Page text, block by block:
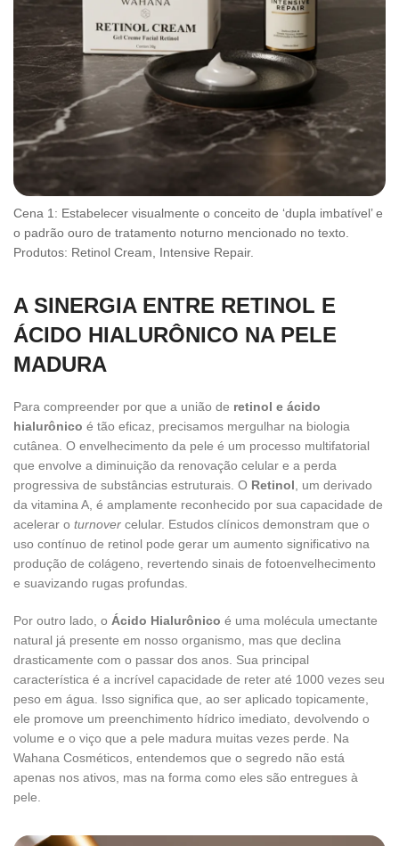
Cena 1: Estabelecer visualmente o conceito de ‘dupla imbatível’ e
o padrão ouro de tratamento noturno mencionado no texto.
Produtos: Retinol Cream, Intensive Repair.
A SINERGIA ENTRE RETINOL E
ÁCIDO HIALURÔNICO NA PELE
MADURA
Para compreender por que a união de retinol e ácido
hialurônico é tão eficaz, precisamos mergulhar na biologia
cutânea. O envelhecimento da pele é um processo multifatorial
que envolve a diminuição da renovação celular e a perda
progressiva de substâncias estruturais. O Retinol , um derivado
da vitamina A, é amplamente reconhecido por sua capacidade de
acelerar o turnover celular. Estudos clínicos demonstram que o
uso contínuo de retinol pode gerar um aumento significativo na
produção de colágeno, revertendo sinais de fotoenvelhecimento
e suavizando rugas profundas.
Por outro lado, o Ácido Hialurônico é uma molécula umectante
natural já presente em nosso organismo, mas que declina
drasticamente com o passar dos anos. Sua principal
característica é a incrível capacidade de reter até 1000 vezes seu
peso em água. Isso significa que, ao ser aplicado topicamente,
ele promove um preenchimento hídrico imediato, devolvendo o
volume e o viço que a pele madura muitas vezes perde. Na
Wahana Cosméticos, entendemos que o segredo não está
apenas nos ativos, mas na forma como eles são entregues à
pele.